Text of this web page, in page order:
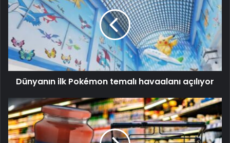
Dünyanın ilk Pokémon temalı havaalanı açılıyor